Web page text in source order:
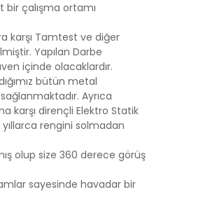
çalışma ortamı
karşı Tamtest ve diğer
Yapılan Darbe
içinde olacaklardır.
bütün metal
Ayrıca
karşı dirençli Elektro Statik
rengini solmadan
olup size 360 derece görüş
sayesinde havadar bir